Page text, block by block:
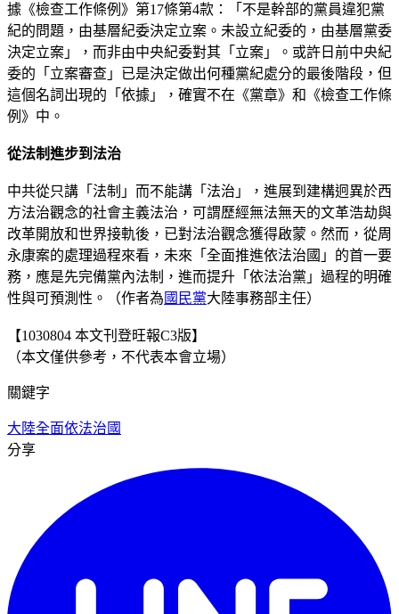
據《檢查工作條例》第17條第4款：「不是幹部的黨員違犯黨
紀的問題，由基層紀委決定立案。未設立紀委的，由基層黨委
決定立案」，而非由中央紀委對其「立案」。或許日前中央紀
委的「立案審查」已是決定做出何種黨紀處分的最後階段，但
這個名詞出現的「依據」，確實不在《黨章》和《檢查工作條
例》中。
從法制進步到法治
中共從只講「法制」而不能講「法治」，進展到建構迥異於西
方法治觀念的社會主義法治，可謂歷經無法無天的文革浩劫與
改革開放和世界接軌後，已對法治觀念獲得啟蒙。然而，從周
永康案的處理過程來看，未來「全面推進依法治國」的首一要
務，應是先完備黨內法制，進而提升「依法治黨」過程的明確
性與可預測性。（作者為 國民黨大陸事務部主任）
【1030804 本文刊登旺報C3版】
（本文僅供參考，不代表本會立場）
關鍵字
大陸全面依法治國
分享